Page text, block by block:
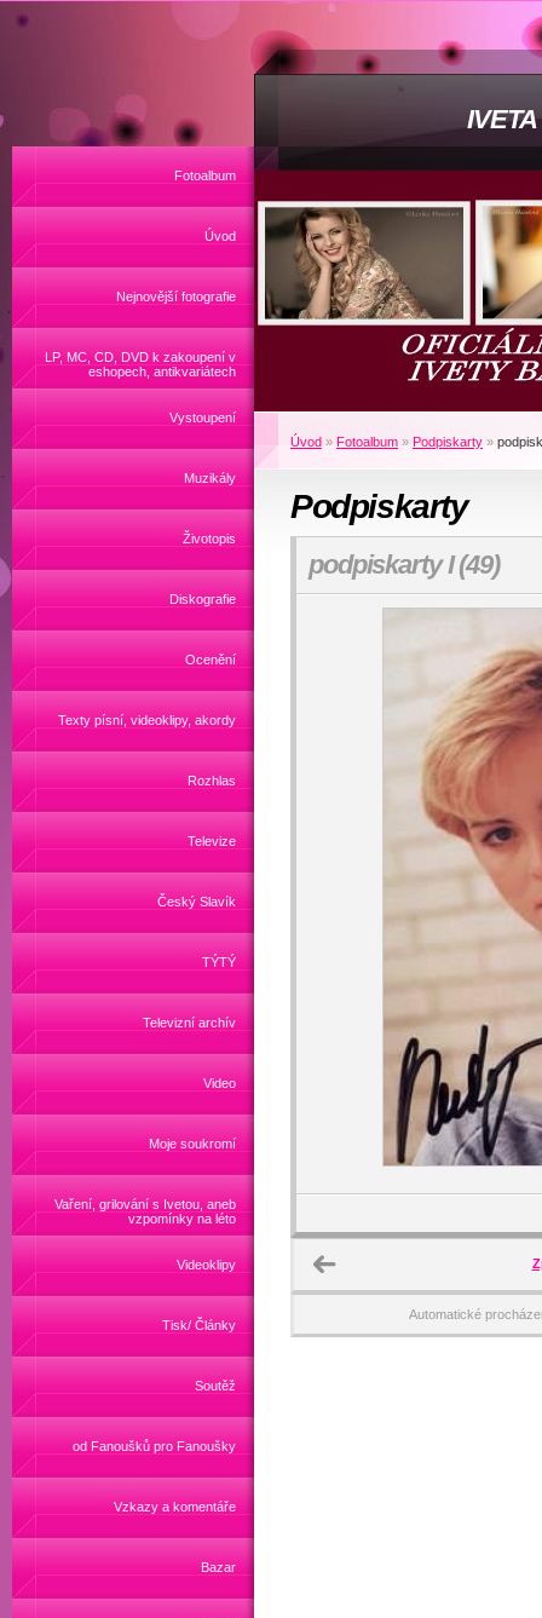
Fotoalbum
Úvod
Nejnovější fotografie
LP, MC, CD, DVD k zakoupení v
eshopech, antikvariátech
Vystoupení
Muzikály
Životopis
Diskografie
Ocenění
Texty písní, videoklipy, akordy
Rozhlas
Televize
Český Slavík
TÝTÝ
Televizní archív
Video
Moje soukromí
Vaření, grilování s Ivetou, aneb
vzpomínky na léto
Videoklipy
Tisk/ Články
Soutěž
od Fanoušků pro Fanoušky
Vzkazy a komentáře
Bazar
Úvod » Fotoalbum » Podpiskarty »
Podpiskarty
podpiskarty I (49)
Automatické